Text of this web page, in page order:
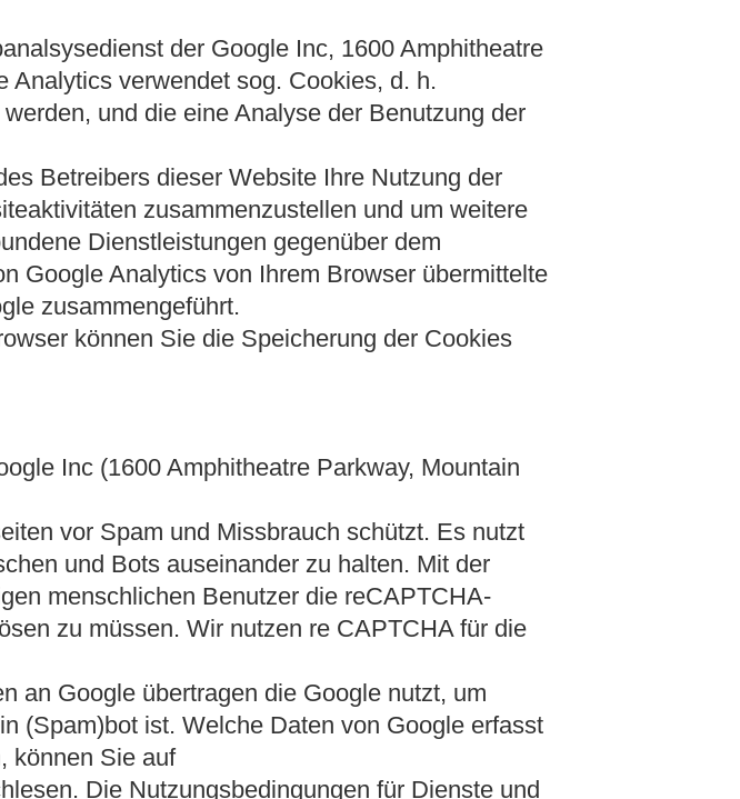
der Google Inc, 1600 Amphitheatre
Analytics verwendet sog. Cookies, d. h.
und die eine Analyse der Benutzung der
Betreibers dieser Website Ihre Nutzung der
zusammenzustellen und um weitere
Dienstleistungen gegenüber dem
Google Analytics von Ihrem Browser übermittelte
zusammengeführt.
können Sie die Speicherung der Cookies
Inc (1600 Amphitheatre Parkway, Mountain
vor Spam und Missbrauch schützt. Es nutzt
und Bots auseinander zu halten. Mit der
menschlichen Benutzer die reCAPTCHA-
zu müssen. Wir nutzen re CAPTCHA für die
an Google übertragen die Google nutzt, um
(Spam)bot ist. Welche Daten von Google erfasst
können Sie auf
Die Nutzungsbedingungen für Dienste und